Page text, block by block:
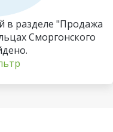
в разделе "Продажа
Сморгонского